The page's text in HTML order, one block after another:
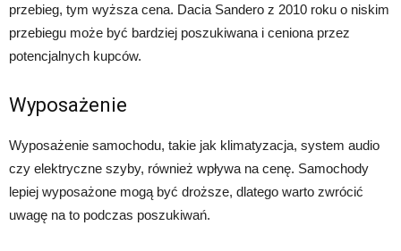
przebieg, tym wyższa cena. Dacia Sandero z 2010 roku o niskim
przebiegu może być bardziej poszukiwana i ceniona przez
potencjalnych kupców.
Wyposażenie
Wyposażenie samochodu, takie jak klimatyzacja, system audio
czy elektryczne szyby, również wpływa na cenę. Samochody
lepiej wyposażone mogą być droższe, dlatego warto zwrócić
uwagę na to podczas poszukiwań.